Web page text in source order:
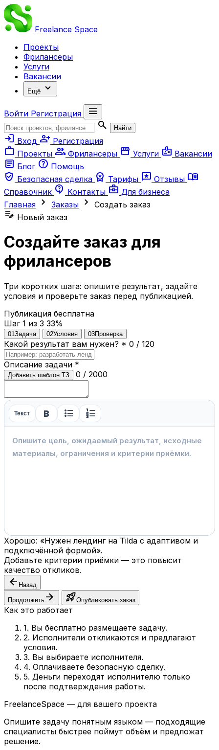
Freelance Space
Проекты
Фрилансеры
Услуги
Вакансии
Ещё expand_more
Войти Регистрация
menu
search
Найти
login Вход person_add Регистрация
work Проекты group Фрилансеры storefront Услуги badge Вакансии
article Блог help Помощь
verified_user Безопасная сделка workspace_premium Тарифы reviews Отзывы menu_book
Справочник contact_support Контакты business_center Для бизнеса
Главная chevron_right Заказы chevron_right Создать заказ
edit_note Новый заказ
Создайте заказ для
фрилансеров
Три коротких шага: опишите результат, задайте
условия и проверьте заказ перед публикацией.
Публикация бесплатна
Шаг 1 из 3 33%
01 Задача 02Условия 03Проверка
Какой результат вам нужен? * 0 / 120
Описание задачи *
Добавить шаблон ТЗ 0 / 2000
Текст format_bold format_list_bulleted format_list_numbered
Хорошо: «Нужен лендинг на Tilda с адаптивом и
подключённой формой».
Добавьте критерии приёмки — это повысит
качество откликов.
arrow_back Назад
Продолжить arrow_forward rocket_launchОпубликовать заказ
Как это работает
1. Вы бесплатно размещаете задачу.
2. Исполнители откликаются и предлагают
условия.
3. Вы выбираете исполнителя.
4. Оплачиваете безопасную сделку.
5. Деньги переходят исполнителю только
после подтверждения работы.
FreelanceSpace — для вашего проекта
Опишите задачу понятным языком — подходящие
специалисты быстрее поймут объём и предложат
решение.